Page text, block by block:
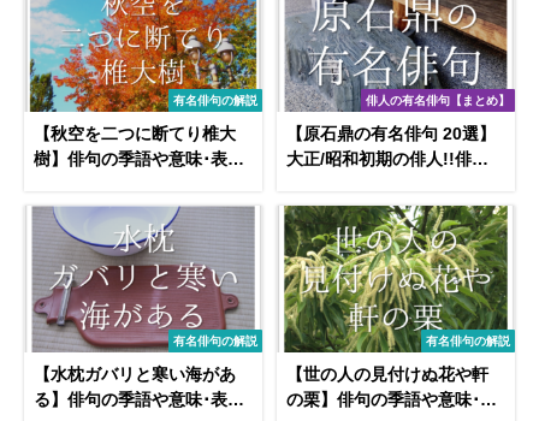
有名俳句の解説
【秋空を二つに断てり椎大
樹】俳句の季語や意味･表現
俳人の有名俳句【まとめ】
【原石鼎の有名俳句 20選】
大正/昭和初期の俳人!!俳句
徹底解説！
有名俳句の解説
【水枕ガバリと寒い海があ
る】俳句の季語や意味･表現
有名俳句の解説
【世の人の見付けぬ花や軒
の栗】俳句の季語や意味･表